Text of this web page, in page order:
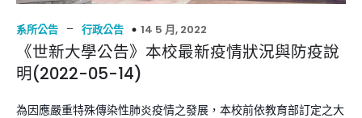
系所公告 – 行政公告 14 5 月, 2022
《世新大學公告》本校最新疫情狀況與防疫說
明(2022-05-14)
為因應嚴重特殊傳染性肺炎疫情之發展，本校前依教育部訂定之大